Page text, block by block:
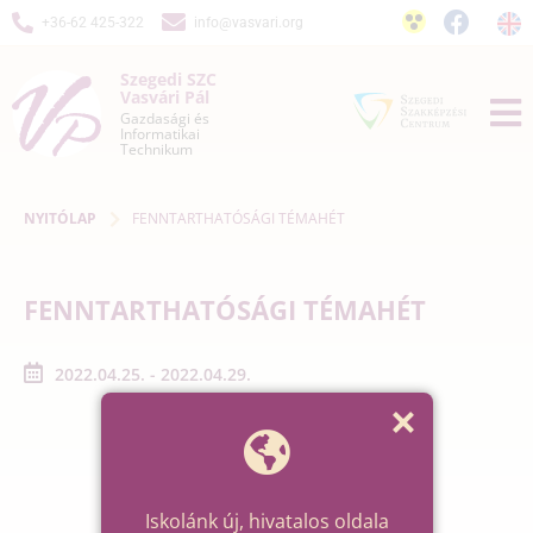
+36-62 425-322 info@vasvari.org
Szegedi SZC
Vasvári Pál
Gazdasági és
Informatikai
Technikum
NYITÓLAP FENNTARTHATÓSÁGI TÉMAHÉT
FENNTARTHATÓSÁGI TÉMAHÉT
2022.04.25. - 2022.04.29.
Iskolánk új, hivatalos oldala